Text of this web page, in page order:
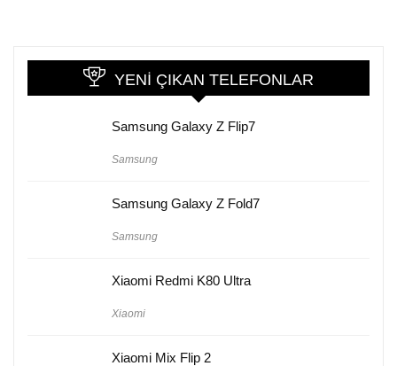
YENI ÇIKAN TELEFONLAR
Samsung Galaxy Z Flip7
Samsung
Samsung Galaxy Z Fold7
Samsung
Xiaomi Redmi K80 Ultra
Xiaomi
Xiaomi Mix Flip 2